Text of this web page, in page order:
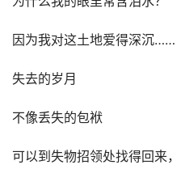
因为我对这土地爱得深沉……
失去的岁月
不像丢失的包袱
可以到失物招领处找得回来，